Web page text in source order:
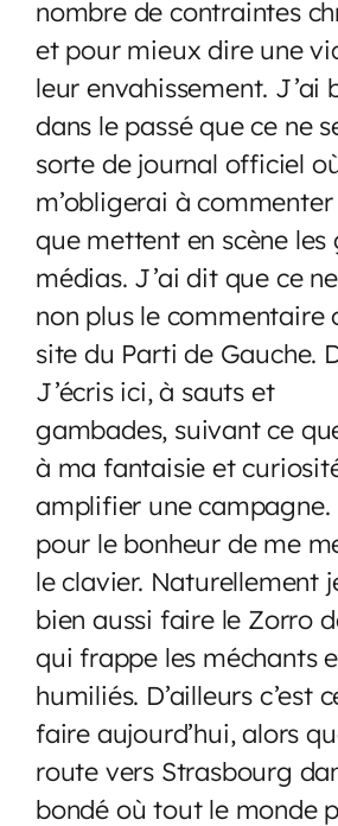
nombre de contraintes
et pour mieux dire une
leur envahissement. J’ai
dans le passé que ce ne
sorte de journal officiel
m’obligerai à commenter
que mettent en scène les
médias. J’ai dit que ce
non plus le commentaire
site du Parti de Gauche.
J’écris ici, à sauts et
gambades, suivant ce
à ma fantaisie et
amplifier une campagne.
pour le bonheur de me
le clavier. Naturellement
bien aussi faire le Zorro
qui frappe les méchants
humiliés. D’ailleurs c’est
faire aujourd’hui, alors
route vers Strasbourg
bondé où tout le monde